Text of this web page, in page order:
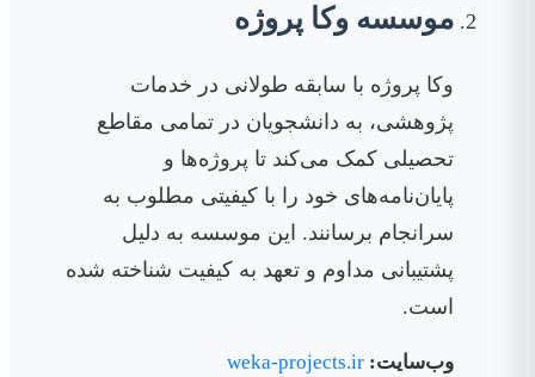
موسسه وکا پروژه
وکا پروژه با سابقه طولانی در خدمات
پژوهشی، به دانشجویان در تمامی مقاطع
تحصیلی کمک می‌کند تا پروژه‌ها و
پایان‌نامه‌های خود را با کیفیتی مطلوب به
سرانجام برسانند. این موسسه به دلیل
پشتیبانی مداوم و تعهد به کیفیت شناخته شده
است.
وب‌سایت: weka-projects.ir